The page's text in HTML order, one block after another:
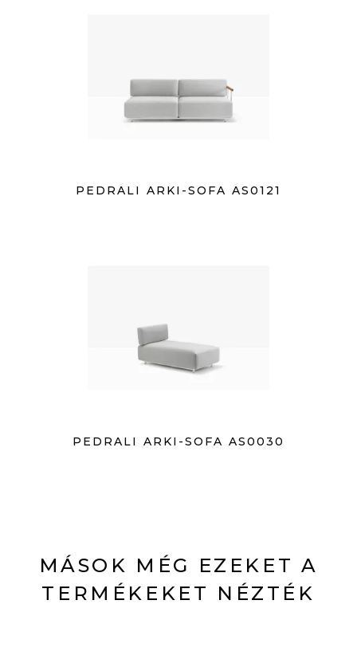
PEDRALI ARKI-SOFA AS0121
PEDRALI ARKI-SOFA AS0030
MÁSOK MÉG EZEKET A
TERMÉKEKET NÉZTÉK